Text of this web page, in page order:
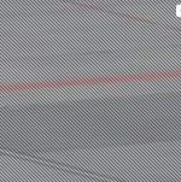
Mots clés
Friche industrielle/